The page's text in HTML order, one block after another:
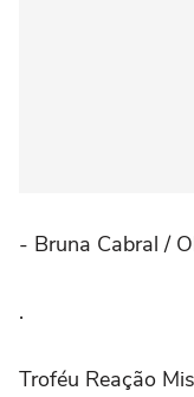
- Bruna Cabral /
.
Troféu Reação